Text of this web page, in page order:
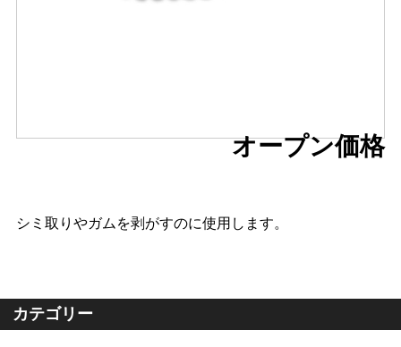
オープン価格
シミ取りやガムを剥がすのに使用します。
カテゴリー